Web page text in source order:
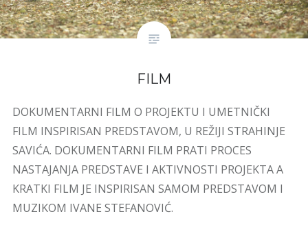
FILM
DOKUMENTARNI FILM O PROJEKTU I UMETNIČKI
FILM INSPIRISAN PREDSTAVOM, U REŽIJI STRAHINJE
SAVIĆA. DOKUMENTARNI FILM PRATI PROCES
NASTAJANJA PREDSTAVE I AKTIVNOSTI PROJEKTA A
KRATKI FILM JE INSPIRISAN SAMOM PREDSTAVOM I
MUZIKOM IVANE STEFANOVIĆ.